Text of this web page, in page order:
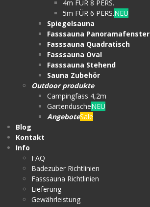
4m FÜR 8 PERS.
5m FÜR 6 PERS.NEU
Spiegelsauna
Fasssauna Panoramafenster
Fasssauna Quadratisch
Fasssauna Oval
Fasssauna Stehend
Sauna Zubehör
Outdoor produkte
Campingfass 4,2m
GartenduscheNEU
AngeboteSale
Blog
Kontakt
Info
FAQ
Badezuber Richtlinien
Fasssauna Richtlinien
Lieferung
Gewährleistung